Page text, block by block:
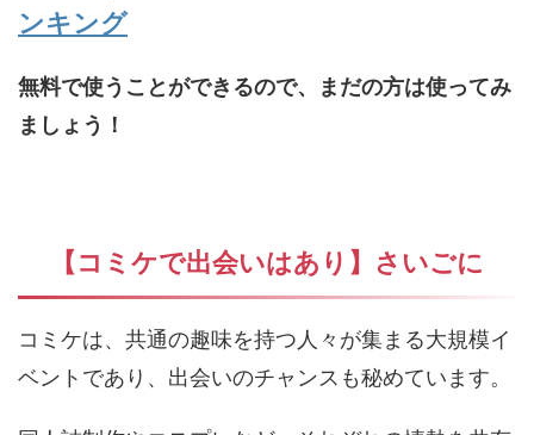
ンキング
無料で使うことができるので、まだの方は使ってみ
ましょう！
【コミケで出会いはあり】さいごに
コミケは、共通の趣味を持つ人々が集まる大規模イ
ベントであり、出会いのチャンスも秘めています。